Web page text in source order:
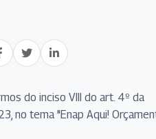
do inciso VIII do art. 4º da
no tema "Enap Aqui!